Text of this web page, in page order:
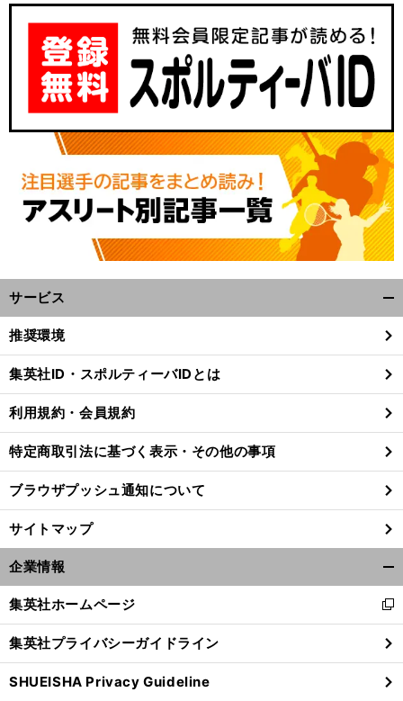
前
サービス
閉
る
推奨環境
集英社ID・スポルティーバIDとは
利用規約・会員規約
特定商取引法に基づく表示・その他の事項
ブラウザプッシュ通知について
サイトマップ
企業情報
閉
る
集英社ホームページ
新
し
い
ウ
ィ
集英社プライバシーガイドライン
SHUEISHA Privacy Guideline